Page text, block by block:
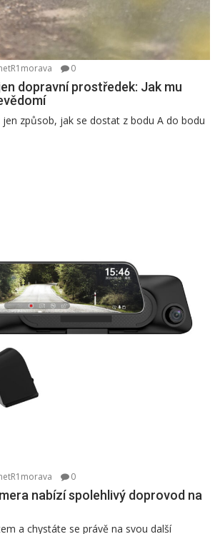
0
dopravní prostředek: Jak mu
způsob, jak se dostat z bodu A do bodu
0
nabízí spolehlivý doprovod na
a chystáte se právě na svou další